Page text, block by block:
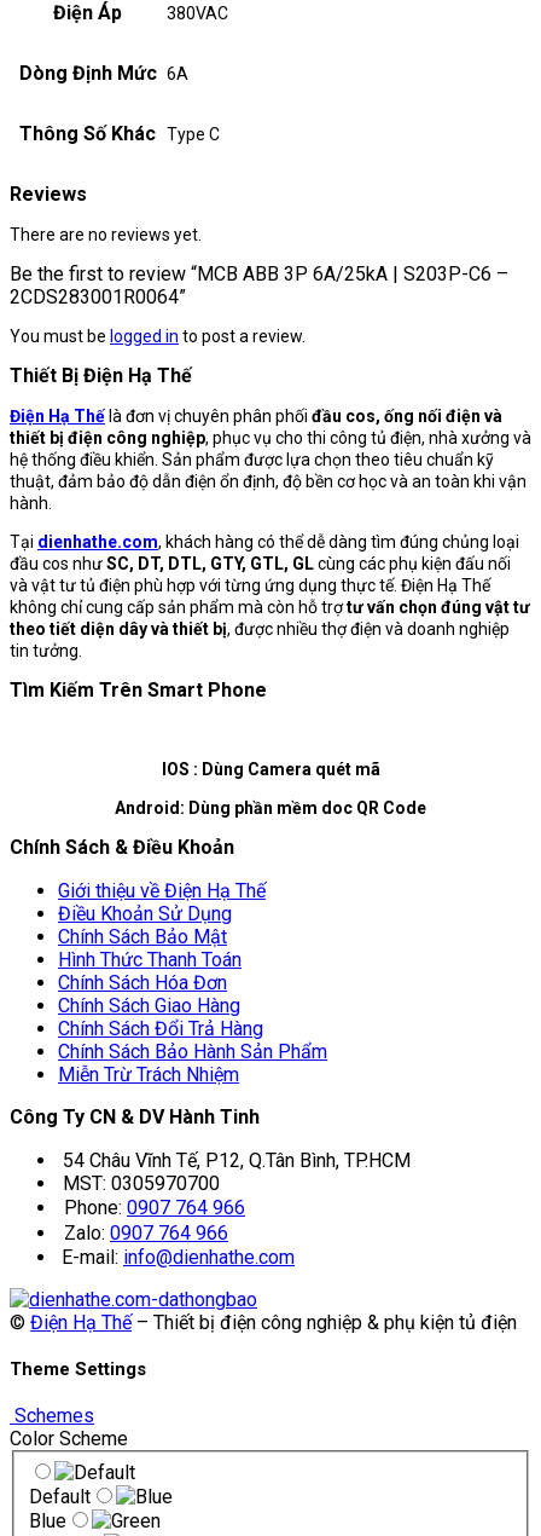
Điện Áp 380VAC
Dòng Định Mức 6A
Thông Số Khác Type C
Reviews
There are no reviews yet.
Be the first to review “MCB ABB 3P 6A/25kA | S203P-C6 –
2CDS283001R0064”
You must be logged in to post a review.
Thiết Bị Điện Hạ Thế
Điện Hạ Thếlà đơn vị chuyên phân phối đầu cos, ống nối điện và
thiết bị điện công nghiệp, phục vụ cho thi công tủ điện, nhà xưởng và
hệ thống điều khiển. Sản phẩm được lựa chọn theo tiêu chuẩn kỹ
thuật, đảm bảo độ dẫn điện ổn định, độ bền cơ học và an toàn khi vận
hành.
Tại dienhathe.com, khách hàng có thể dễ dàng tìm đúng chủng loại
đầu cos nhưSC, DT, DTL, GTY, GTL, GLcùng các phụ kiện đấu nối
và vật tư tủ điện phù hợp với từng ứng dụng thực tế. Điện Hạ Thế
không chỉ cung cấp sản phẩm mà còn hỗ trợtư vấn chọn đúng vật tư
theo tiết diện dây và thiết bị, được nhiều thợ điện và doanh nghiệp
tin tưởng.
Tìm Kiếm Trên Smart Phone
IOS : Dùng Camera quét mã
Android: Dùng phần mềm doc QR Code
Chính Sách & Điều Khoản
Giới thiệu về Điện Hạ Thế
Điều Khoản Sử Dụng
Chính Sách Bảo Mật
Hình Thức Thanh Toán
Chính Sách Hóa Đơn
Chính Sách Giao Hàng
Chính Sách Đổi Trả Hàng
Chính Sách Bảo Hành Sản Phẩm
Miễn Trừ Trách Nhiệm
Công Ty CN & DV Hành Tinh
54 Châu Vĩnh Tế, P12, Q.Tân Bình, TP.HCM
MST: 0305970700
Phone: 0907 764 966
Zalo: 0907 764 966
E-mail: info@dienhathe.com
© Điện Hạ Thế– Thiết bị điện công nghiệp & phụ kiện tủ điện
Theme Settings
Schemes
Color Scheme
Default
Blue